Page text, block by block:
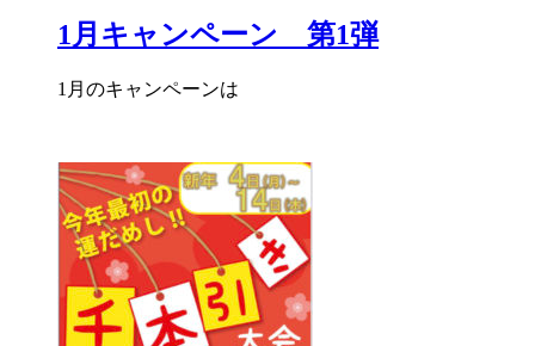
1月キャンペーン 第1弾
1月のキャンペーンは